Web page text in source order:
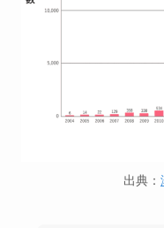
出典：